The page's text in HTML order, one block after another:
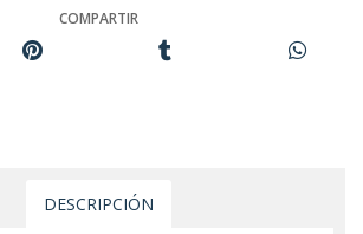
COMPARTIR
DESCRIPCIÓN